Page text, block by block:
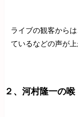
ライブの観客から
ているなどの声が上
２、河村隆一の